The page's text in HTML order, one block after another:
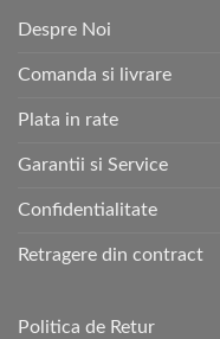
Despre Noi
Comanda si livrare
Plata in rate
Garantii si Service
Confidentialitate
Retragere din contract
Politica de Retur